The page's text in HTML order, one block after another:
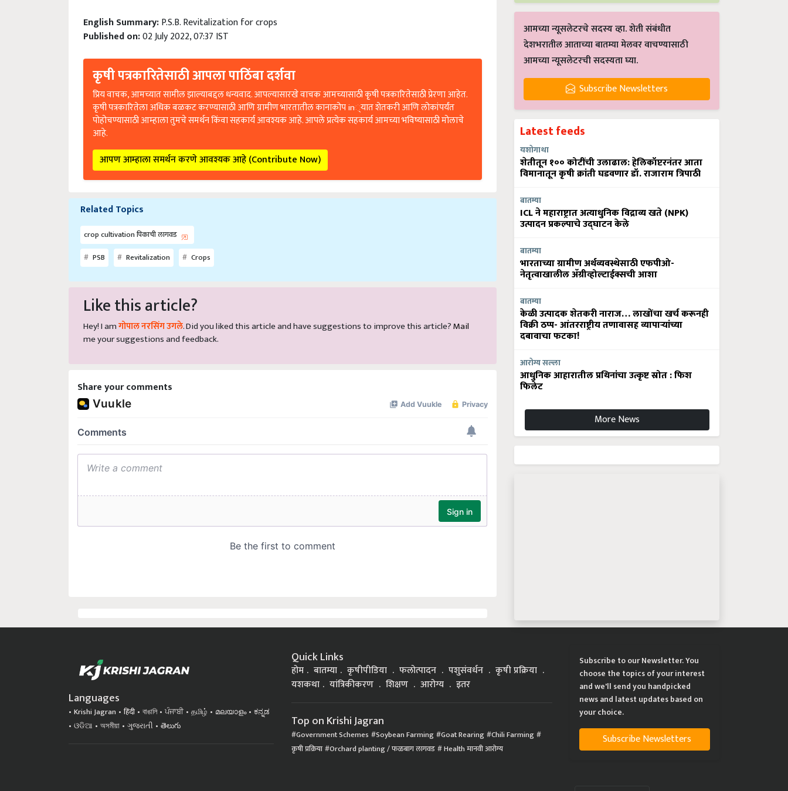
English Summary:P.S.B. Revitalization for crops
Published on:02 July 2022, 07:37 IST
कृषी पत्रकारितेसाठी आपला पाठिंबा दर्शवा
प्रिय वाचक, आमच्यात सामील झाल्याबद्दल धन्यवाद. आपल्यासारखे वाचक आमच्यासाठी कृषी पत्रकारितेसाठी प्रेरणा आहेत.
कृषी पत्रकारितेला अधिक बळकट करण्यासाठी आणि ग्रामीण भारतातील कानाकोप in्यात शेतकरी आणि लोकांपर्यंत
पोहोचण्यासाठी आम्हाला तुमचे समर्थन किंवा सहकार्य आवश्यक आहे. आपले प्रत्येक सहकार्य आमच्या भविष्यासाठी मोलाचे
आहे.
आपण आम्हाला समर्थन करणे आवश्यक आहे (Contribute Now)
Related Topics
crop cultivation पिकाची लागवड
PSB
Revitalization Crops
Like this article?
Hey! I amगोपाल नरसिंग उगले. Did you liked this article and have suggestions to improve this article?Mail
me your suggestions and feedback.
Share your comments
आमच्या न्यूसलेटरचे सदस्य व्हा. शेती संबंधीत
देशभरातील आताच्या बातम्या मेलवर वाचण्यासाठी
आमच्या न्यूसलेटरची सदस्यता घ्या.
Subscribe Newsletters
Latest feeds
यशोगाथा
शेतीतून १०० कोटींची उलाढाल: हेलिकॉप्टरनंतर आता
विमानातून कृषी क्रांती घडवणार डॉ. राजाराम त्रिपाठी
बातम्या
ICL ने महाराष्ट्रात अत्याधुनिक विद्राव्य खते (NPK)
उत्पादन प्रकल्पाचे उद्घाटन केले
बातम्या
भारताच्या ग्रामीण अर्थव्यवस्थेसाठी एफपीओ-
नेतृत्वाखालील अ‍ॅग्रीव्होल्टाईक्सची आशा
बातम्या
केळी उत्पादक शेतकरी नाराज… लाखोंचा खर्च करूनही
विक्री ठप्प- आंतरराष्ट्रीय तणावासह व्यापाऱ्यांच्या
दबावाचा फटका!
आरोग्य सल्ला
आधुनिक आहारातील प्रथिनांचा उत्कृष्ट स्रोत : फिश
फिलेट
More News
Languages
Krishi Jagran हिंदी বাঙালি ਪੰਜਾਬੀ தமிழ் മലയാളം
ಕನ್ನಡ
ଓଡିଆ
অসমীয়া ગુજરાતી తెలుగు
Quick Links
होम बातम्या कृषीपीडिया फलोत्पादन पशुसंवर्धन
कृषी प्रक्रिया
यशकथा
यांत्रिकीकरण शिक्षण आरोग्य इतर
Top on Krishi Jagran
Government Schemes Soybean Farming Goat Rearing Chili Farming
कृषी प्रक्रिया Orchard planting / फळबाग लागवड Health मानवी आरोग्य
Subscribe to our Newsletter. You
choose the topics of your interest
and we'll send you handpicked
news and latest updates based on
your choice.
Subscribe Newsletters